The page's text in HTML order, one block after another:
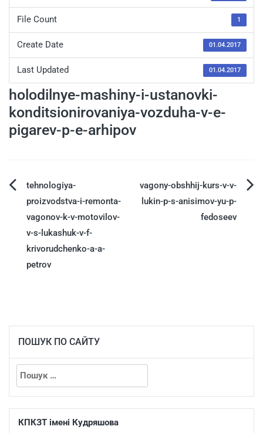
File Count 1
Create Date 01.04.2017
Last Updated 01.04.2017
holodilnye-mashiny-i-ustanovki-
konditsionirovaniya-vozduha-v-e-
pigarev-p-e-arhipov
tehnologiya-
proizvodstva-i-remonta-
vagonov-k-v-motovilov-
v-s-lukashuk-v-f-
krivorudchenko-a-a-
petrov
vagony-obshhij-kurs-v-v-
lukin-p-s-anisimov-yu-p-
fedoseev
ПОШУК ПО САЙТУ
КПКЗТ імені Кудряшова